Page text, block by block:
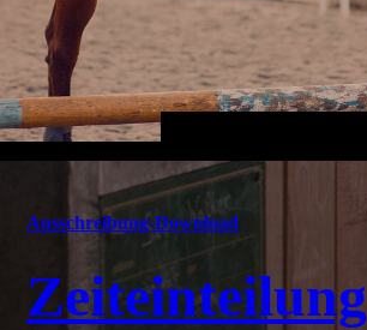
Ausschreibung-Download
Zeiteinteilung